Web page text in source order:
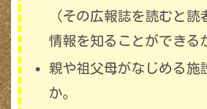
（その広報誌を読むと読
情報を知ることができる
親や祖父母がなじめる施
か。